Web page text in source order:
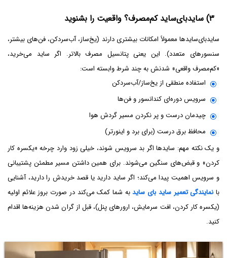
۳) سایدبای‌ساید کم‌مصرف؟ واقعیت را بشنوید
سایدبای‌سایدها معمولاً امکانات بیشتری دارند (یخ‌ساز، آب‌سردکن، فن‌های بیشتر،
سنسورهای متعدد). این یعنی پتانسیل مصرف بالاتر. اگر ساید می‌خرید،
«کم‌مصرف واقعی» شدنش به چند شرط وابسته است:
استفاده منطقی از یخ‌ساز/آب‌سردکن
سرویس دوره‌ای کندانسور و فن‌ها
چیدمان درست و پر نکردن مسیر گردش هوا
محافظ برق درست (برای برد و اینورتر)
و یک نکته مهم: سایدها اگر بد سرویس شوند، خیلی زود وارد چرخه «یکسره کار
کردن» و قبض‌های سنگین می‌شوند. برای همین داشتن مسیر مطمئن پشتیبانی
و سرویس اهمیت پیدا می‌کند؛ اگر ساید دارید یا قصد خریدش را دارید، آشنایی
با نمایندگی تعمیر ساید بای سایدبه شما کمک می‌کند در صورت بروز علائم اولیه
(یکسره کار کردن، افت سرمایش، ارورهای پنل)، قبل از گران شدن هزینه‌ها اقدام
کنید.